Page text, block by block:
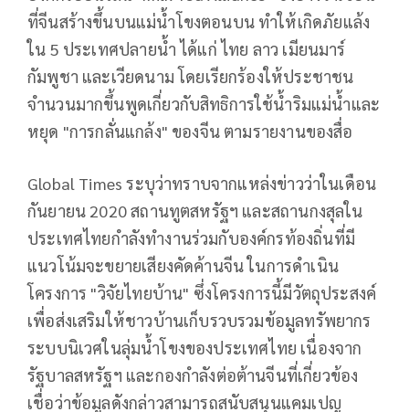
ที่จีนสร้างขึ้นบนแม่น้ำโขงตอนบน ทำให้เกิดภัยแล้ง
ใน 5 ประเทศปลายน้ำ ได้แก่ ไทย ลาว เมียนมาร์
กัมพูชา และเวียดนาม โดยเรียกร้องให้ประชาชน
จำนวนมากขึ้นพูดเกี่ยวกับสิทธิการใช้น้ำริมแม่น้ำและ
หยุด "การกลั่นแกล้ง" ของจีน ตามรายงานของสื่อ
Global Times ระบุว่าทราบจากแหล่งข่าวว่าในเดือน
กันยายน 2020 สถานทูตสหรัฐฯ และสถานกงสุลใน
ประเทศไทยกำลังทำงานร่วมกับองค์กรท้องถิ่นที่มี
แนวโน้มจะขยายเสียงคัดค้านจีน ในการดำเนิน
โครงการ "วิจัยไทยบ้าน" ซึ่งโครงการนี้มีวัตถุประสงค์
เพื่อส่งเสริมให้ชาวบ้านเก็บรวบรวมข้อมูลทรัพยากร
ระบบนิเวศในลุ่มน้ำโขงของประเทศไทย เนื่องจาก
รัฐบาลสหรัฐฯ และกองกำลังต่อต้านจีนที่เกี่ยวข้อง
เชื่อว่าข้อมูลดังกล่าวสามารถสนับสนุนแคมเปญ